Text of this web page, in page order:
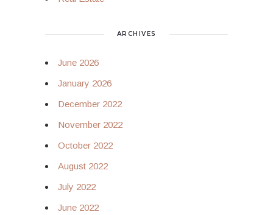
ARCHIVES
June 2026
January 2026
December 2022
November 2022
October 2022
August 2022
July 2022
June 2022